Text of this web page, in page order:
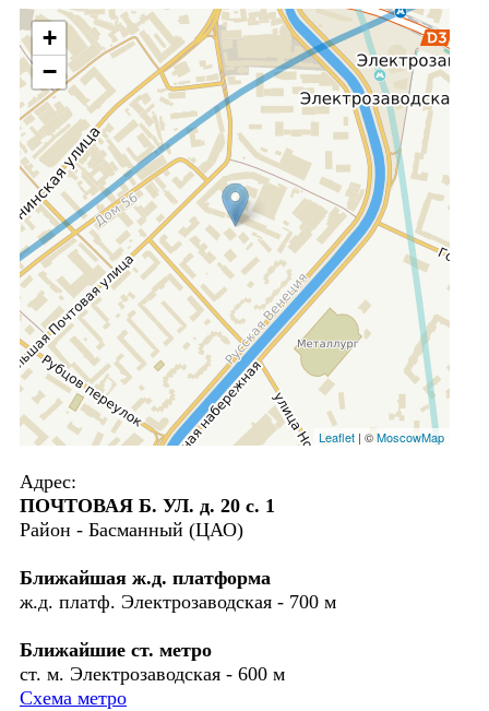
+
−
Leaflet| ©MoscowMap
Адрес:
ПОЧТОВАЯ Б. УЛ. д. 20 с. 1
Район - Басманный (ЦАО)
Ближайшая ж.д. платформа
ж.д. платф. Электрозаводская - 700 м
Ближайшие ст. метро
ст. м. Электрозаводская - 600 м
Схема метро